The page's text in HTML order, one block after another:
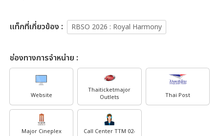
เเท็กที่เกี่ยวข้อง : RBSO 2026 : Royal Harmony
ช่องทางการจำหน่าย :
Website
Thaiticketmajor
Outlets
Thai Post
Major Cineplex
Call Center TTM 02-